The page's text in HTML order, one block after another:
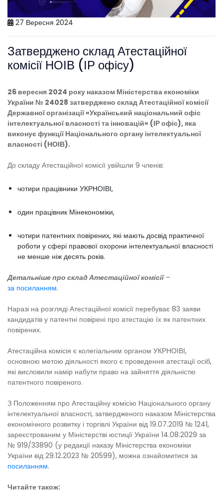
27 Вересня 2024
Затверджено склад Атестаційної
комісії НОІВ (ІР офісу)
26 вересня 2024 року наказом Міністерства економіки
України № 24028 затверджено склад Атестаційної комісії
Державної організації «Український національний офіс
інтелектуальної власності та інновацій» (ІР офіс), яка
виконує функції Національного органу інтелектуальної
власності (НОІВ).
До складу Атестаційної комісії увійшли 9 членів:
чотири працівники УКРНОІВІ,
один працівник Мінекономіки,
чотири патентних повірених, які мають досвід практичної
роботи у сфері правової охорони інтелектуальної власності
не менше ніж десять років.
Детальніше про склад Атестаційної комісії–
за посиланням.
Наразі на розгляді Атестаційної комісії перебуває 83 заяви
кандидатів у патентні повірені про атестацію їх як патентних
повірених.
Атестаційна комісія є колегіальним органом УКРНОІВІ,
основною метою діяльності якого є проведення атестації осіб,
які висловили намір набути право на зайняття діяльністю
патентного повіреного.
З Положенням про Атестаційну комісію Національного органу
інтелектуальної власності, затвердженого наказом Міністерства
економічного розвитку і торгівлі України від 19.07.2019 № 1241,
зареєстрованим у Міністерстві юстиції України 14.08.2029 за
№ 919/33890 (у редакції наказу Міністерства економіки
України від 29.12.2023 № 20599), можна ознайомитися за
посиланням.
Читайте також: